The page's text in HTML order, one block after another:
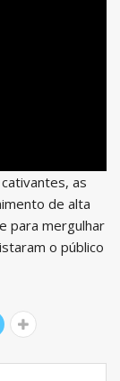
as
de alta
para mergulhar
o público